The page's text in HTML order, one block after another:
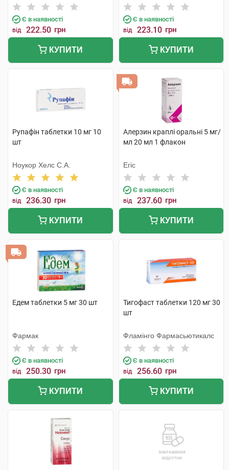
Є в наявності
від 222.50 грн
КУПИТИ
Тіджарет
Є в наявності
від 223.10 грн
КУПИТИ
Рупафін таблетки 10 мг 10
шт
Ноукор Хелс С.А.
Є в наявності
від 236.30 грн
КУПИТИ
Алерзин краплі оральні 5 мг/
мл 20 мл 1 флакон
Егіс
Є в наявності
від 237.60 грн
КУПИТИ
Едем таблетки 5 мг 30 шт
Фармак
Є в наявності
від 250.30 грн
КУПИТИ
Тигофаст таблетки 120 мг 30
шт
Фламінго Фармасьютикалс
Є в наявності
від 256.60 грн
КУПИТИ